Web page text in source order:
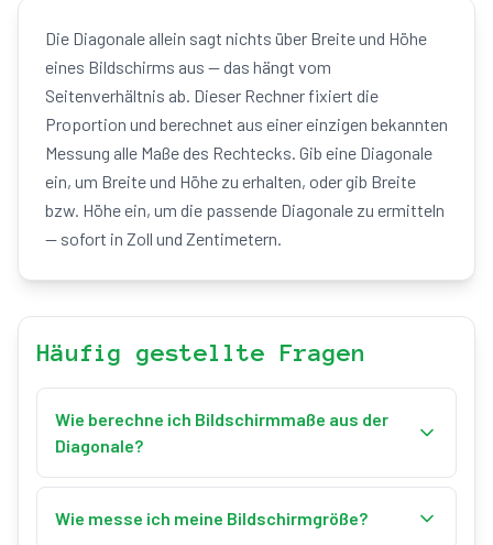
Die Diagonale allein sagt nichts über Breite und Höhe
eines Bildschirms aus — das hängt vom
Seitenverhältnis ab. Dieser Rechner fixiert die
Proportion und berechnet aus einer einzigen bekannten
Messung alle Maße des Rechtecks. Gib eine Diagonale
ein, um Breite und Höhe zu erhalten, oder gib Breite
bzw. Höhe ein, um die passende Diagonale zu ermitteln
— sofort in Zoll und Zentimetern.
Häufig gestellte Fragen
Wie berechne ich Bildschirmmaße aus der
Diagonale?
Für ein Seitenverhältnis w:h gilt: Diagonalfaktor k =
√(w² + h²). Breite = Diagonale × w ÷ k, Höhe =
Wie messe ich meine Bildschirmgröße?